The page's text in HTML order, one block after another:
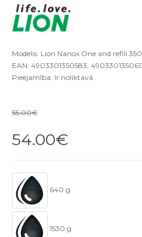
Modelis: Lion Nanox One and refill
EAN: 4903301350583,
Pieejamība: Ir noliktavā
55.00€
54.00€
640 g
1530 g